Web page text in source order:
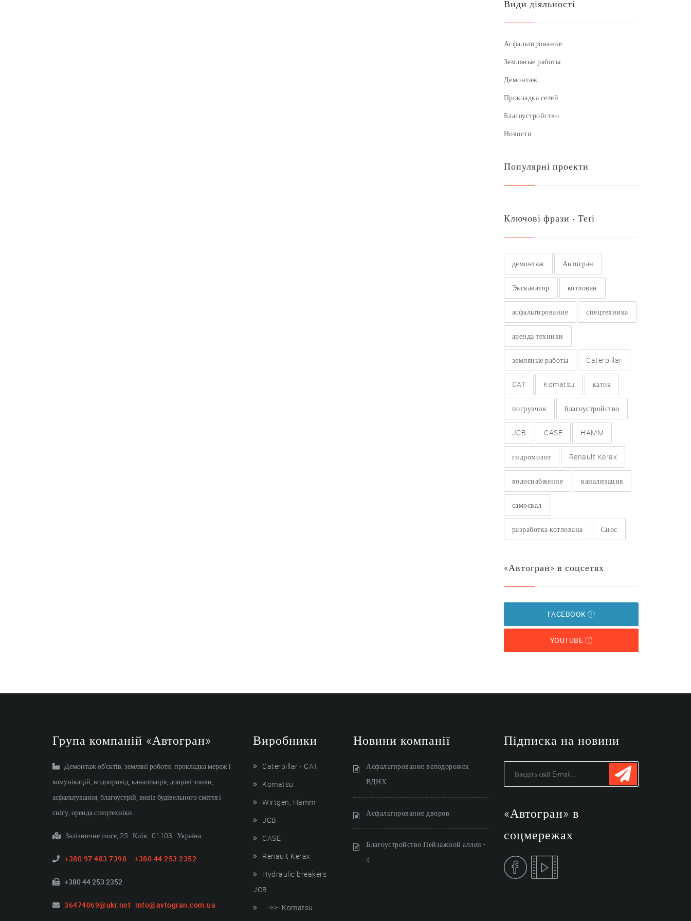
Види діяльності
Асфальтирование
Земляные работы
Демонтаж
Прокладка сетей
Благоустройство
Новости
Популярні проекти
Ключові фрази ‧ Теґі
демонтаж Автогран
Экскаватор котлован
асфальтирование спецтехника
аренда техники
земляные работы Caterpillar
CAT Komatsu каток
погрузчик благоустройство
JCB CASE HAMM
гидромолот Renault Kerax
водоснабжение канализация
самосвал
разработка котлована Снос
«Автогран» в соцсетях
FACEBOOK
YOUTUBE
Група компаній «Автогран»
Демонтаж об'єктів, земляні роботи, прокладка мереж і
комунікацій, водопровід, каналізація, дощові зливи,
асфальтування, благоустрій, вивіз будівельного сміття і
снігу, оренда спецтехніки
Залізничне шосе, 25 Київ 01103 Україна
+380 97 483 7398 +380 44 253 2352
+380 44 253 2352
36474069@ukr.net info@avtogran.com.ua
Виробники
Caterpillar ‧ CAT
Komatsu
Wirtgen, Hamm
JCB
CASE
Renault Kerax
Hydraulic breakers
JCB
->>- Komatsu
Новини компанії
Асфальтирование велодорожек
ВДНХ
Асфальтирование дворов
Благоустройство Пейзажной аллеи -
4
Підписка на новини
«Автогран» в
соцмережах